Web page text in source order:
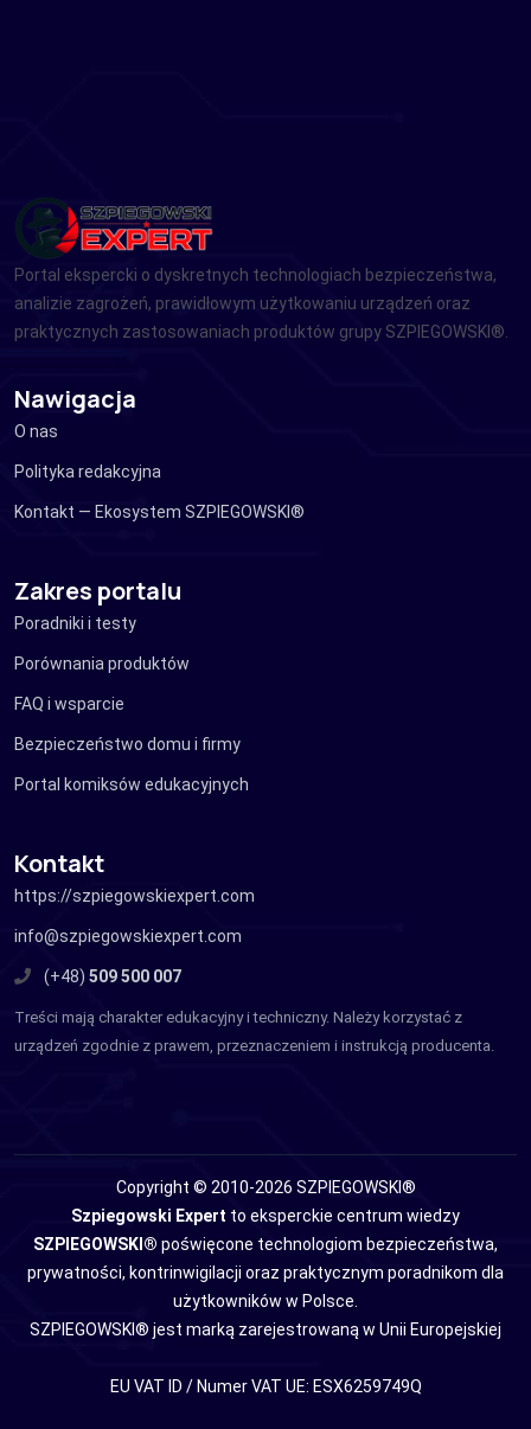
Portal ekspercki o dyskretnych technologiach bezpieczeństwa,
analizie zagrożeń, prawidłowym użytkowaniu urządzeń oraz
praktycznych zastosowaniach produktów grupy SZPIEGOWSKI®.
Nawigacja
O nas
Polityka redakcyjna
Kontakt — Ekosystem SZPIEGOWSKI®
Zakres portalu
Poradniki i testy
Porównania produktów
FAQ i wsparcie
Bezpieczeństwo domu i firmy
Portal komiksów edukacyjnych
Kontakt
https://szpiegowskiexpert.com
info@szpiegowskiexpert.com
(+48) 509 500 007
Treści mają charakter edukacyjny i techniczny. Należy korzystać z
urządzeń zgodnie z prawem, przeznaczeniem i instrukcją producenta.
Copyright © 2010-2026 SZPIEGOWSKI®
Szpiegowski Expert to eksperckie centrum wiedzy
SZPIEGOWSKI® poświęcone technologiom bezpieczeństwa,
prywatności, kontrinwigilacji oraz praktycznym poradnikom dla
użytkowników w Polsce.
SZPIEGOWSKI® jest marką zarejestrowaną w Unii Europejskiej
EU VAT ID / Numer VAT UE: ESX6259749Q